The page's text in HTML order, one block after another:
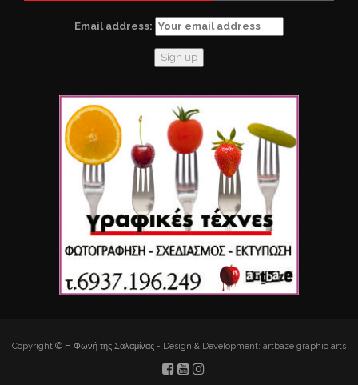
Email address:
Copyright © Η Φωνή της Σαλαμίνας - Design & Development: artbaze graphic arts